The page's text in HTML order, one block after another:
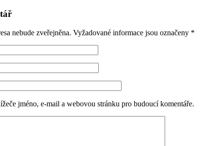
nebude zveřejněna. Vyžadované informace jsou označeny *
jméno, e-mail a webovou stránku pro budoucí komentáře.